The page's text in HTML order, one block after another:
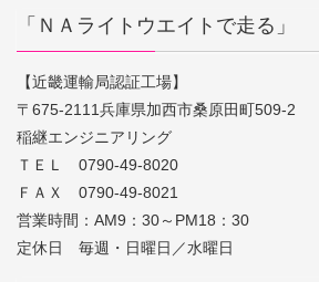
「ＮＡライトウエイトで走る」
【近畿運輸局認証工場】
〒675-2111兵庫県加西市桑原田町509-2
稲継エンジニアリング
ＴＥＬ 0790-49-8020
ＦＡＸ 0790-49-8021
営業時間：AM9：30～PM18：30
定休日 毎週・日曜日／水曜日